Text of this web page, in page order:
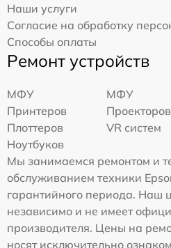
Наши услуги
Согласие на обработку
Способы оплаты
Ремонт устройств
МФУ
МФУ
Принтеров
Проекторов
Плоттеров
VR систем
Ноутбуков
Мы занимаемся ремонтом и
обслуживанием техники
гарантийного периода. Наш
независимо и не имеет
производителя. Цены на
носят исключительно